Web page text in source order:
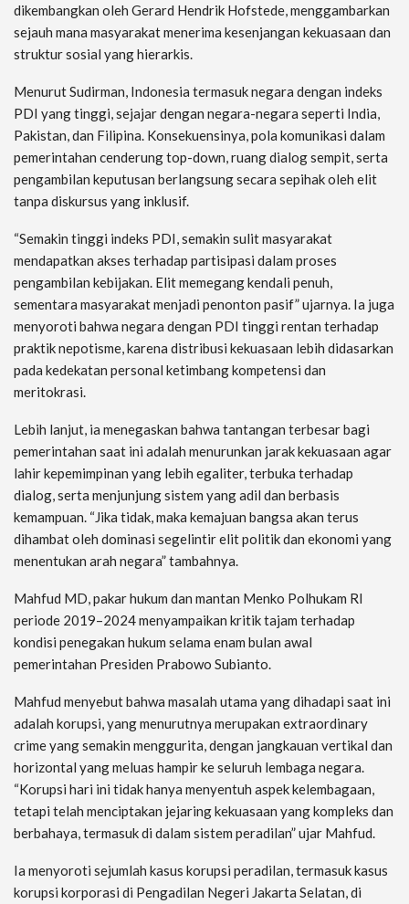
dikembangkan oleh Gerard Hendrik Hofstede, menggambarkan
sejauh mana masyarakat menerima kesenjangan kekuasaan dan
struktur sosial yang hierarkis.
Menurut Sudirman, Indonesia termasuk negara dengan indeks
PDI yang tinggi, sejajar dengan negara-negara seperti India,
Pakistan, dan Filipina. Konsekuensinya, pola komunikasi dalam
pemerintahan cenderung top-down, ruang dialog sempit, serta
pengambilan keputusan berlangsung secara sepihak oleh elit
tanpa diskursus yang inklusif.
“Semakin tinggi indeks PDI, semakin sulit masyarakat
mendapatkan akses terhadap partisipasi dalam proses
pengambilan kebijakan. Elit memegang kendali penuh,
sementara masyarakat menjadi penonton pasif” ujarnya. Ia juga
menyoroti bahwa negara dengan PDI tinggi rentan terhadap
praktik nepotisme, karena distribusi kekuasaan lebih didasarkan
pada kedekatan personal ketimbang kompetensi dan
meritokrasi.
Lebih lanjut, ia menegaskan bahwa tantangan terbesar bagi
pemerintahan saat ini adalah menurunkan jarak kekuasaan agar
lahir kepemimpinan yang lebih egaliter, terbuka terhadap
dialog, serta menjunjung sistem yang adil dan berbasis
kemampuan. “Jika tidak, maka kemajuan bangsa akan terus
dihambat oleh dominasi segelintir elit politik dan ekonomi yang
menentukan arah negara” tambahnya.
Mahfud MD, pakar hukum dan mantan Menko Polhukam RI
periode 2019–2024 menyampaikan kritik tajam terhadap
kondisi penegakan hukum selama enam bulan awal
pemerintahan Presiden Prabowo Subianto.
Mahfud menyebut bahwa masalah utama yang dihadapi saat ini
adalah korupsi, yang menurutnya merupakan extraordinary
crime yang semakin menggurita, dengan jangkauan vertikal dan
horizontal yang meluas hampir ke seluruh lembaga negara.
“Korupsi hari ini tidak hanya menyentuh aspek kelembagaan,
tetapi telah menciptakan jejaring kekuasaan yang kompleks dan
berbahaya, termasuk di dalam sistem peradilan” ujar Mahfud.
Ia menyoroti sejumlah kasus korupsi peradilan, termasuk kasus
korupsi korporasi di Pengadilan Negeri Jakarta Selatan, di